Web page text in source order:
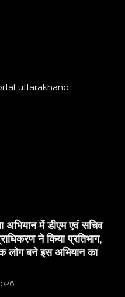
uttarakhand
अभियान में डीएम एवं सचिव
ने किया प्रतिभाग,
लोग बने इस अभियान का